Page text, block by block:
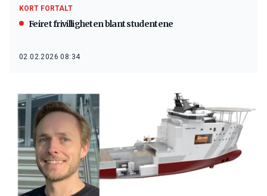
KORT FORTALT
Feiret frivilligheten blant studentene
02.02.2026 08:34